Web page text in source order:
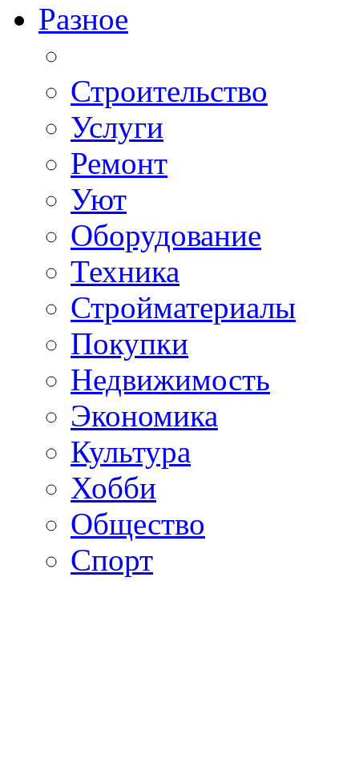
Разное
Строительство
Услуги
Ремонт
Уют
Оборудование
Техника
Стройматериалы
Покупки
Недвижимость
Экономика
Культура
Хобби
Общество
Спорт